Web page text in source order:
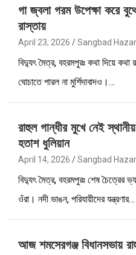
গা জ্বলা গরম উপেক্ষা করে
রাস্তায়
April 23, 2026 Sangbad
বিদ্যুৎ মৈত্র, বহরমপুরঃ কথা দিয়ে কথা
ঘোচাতে পারল না মুর্শিদাবাদও।…
রাহুল গান্ধীর মুখে নেই
হতাশ ধুলিয়ান
April 14, 2026 Sangbad
বিদ্যুৎ মৈত্র, বহরমপুরঃ শেষ চৈত্রের
ওঁরা। নদী ভাঙন, পরিযায়ীদের যন্ত্রণার…
আজ শমসেরগঞ্জ বিধানসভায়